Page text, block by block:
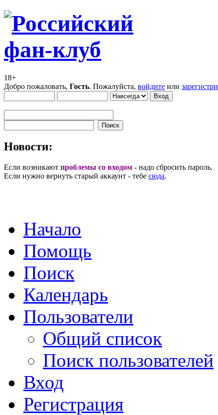
18+
Добро пожаловать, Гость. Пожалуйста, войдите или
Новости:
Если возникают проблемы со входом - надо сбросить пароль.
Если нужно вернуть старый аккаунт - тебе сюда.
Начало
Помощь
Поиск
Календарь
Пользователи
Общий список
Поиск пользователей
Вход
Регистрация